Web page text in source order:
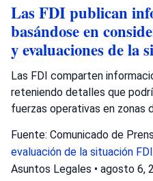
Las FDI publican
basándose en
y evaluaciones de la
Las FDI comparten
reteniendo detalles que
fuerzas operativas en zonas
Fuente: Comunicado de
evaluación de la situación FDI
Asuntos Legales • agosto 6,